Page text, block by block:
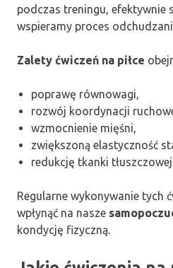
podczas treningu, efektywnie
wspieramy proces
Zalety ćwiczeń na piłce
poprawę równowagi,
rozwój koordynacji
wzmocnienie mięśni,
zwiększoną elastyczność
redukcję tkanki
Regularne wykonywanie tych
wpłynąć na nasze
kondycję fizyczną.